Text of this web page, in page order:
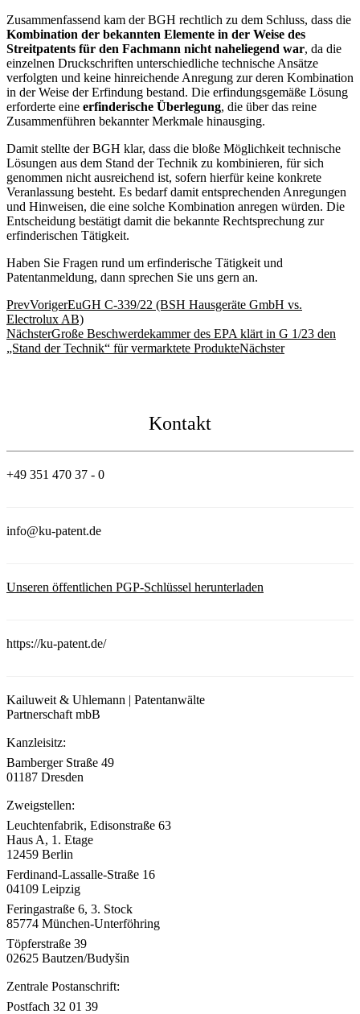
Zusammenfassend kam der BGH rechtlich zu dem Schluss, dass die
Kombination der bekannten Elemente in der Weise des
Streitpatents für den Fachmann nicht naheliegend war, da die
einzelnen Druckschriften unterschiedliche technische Ansätze
verfolgten und keine hinreichende Anregung zur deren Kombination
in der Weise der Erfindung bestand. Die erfindungsgemäße Lösung
erforderte eine erfinderische Überlegung, die über das reine
Zusammenführen bekannter Merkmale hinausging.
Damit stellte der BGH klar, dass die bloße Möglichkeit technische
Lösungen aus dem Stand der Technik zu kombinieren, für sich
genommen nicht ausreichend ist, sofern hierfür keine konkrete
Veranlassung besteht. Es bedarf damit entsprechenden Anregungen
und Hinweisen, die eine solche Kombination anregen würden. Die
Entscheidung bestätigt damit die bekannte Rechtsprechung zur
erfinderischen Tätigkeit.
Haben Sie Fragen rund um erfinderische Tätigkeit und
Patentanmeldung, dann sprechen Sie uns gern an.
PrevVorigerEuGH C-339/22 (BSH Hausgeräte GmbH vs.
Electrolux AB)
NächsterGroße Beschwerdekammer des EPA klärt in G 1/23 den
„Stand der Technik“ für vermarktete ProdukteNächster
Kontakt
+49 351 470 37 - 0
info@ku-patent.de
Unseren öffentlichen PGP-Schlüssel herunterladen
https://ku-patent.de/
Kailuweit & Uhlemann | Patentanwälte
Partnerschaft mbB
Kanzleisitz:
Bamberger Straße 49
01187 Dresden
Zweigstellen:
Leuchtenfabrik, Edisonstraße 63
Haus A, 1. Etage
12459 Berlin
Ferdinand-Lassalle-Straße 16
04109 Leipzig
Feringastraße 6, 3. Stock
85774 München-Unterföhring
Töpferstraße 39
02625 Bautzen/Budyšin
Zentrale Postanschrift:
Postfach 32 01 39